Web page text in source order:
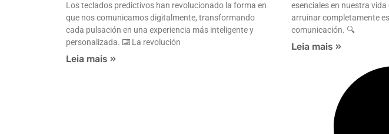
Los teclados predictivos han revolucionado la forma en
que nos comunicamos digitalmente, transformando
cada pulsación en una experiencia más inteligente y
personalizada. ⌨️ La revolución
Leia mais »
esenciales en nuestra
arruinar completamente
comunicación. 🔍
Leia mais »